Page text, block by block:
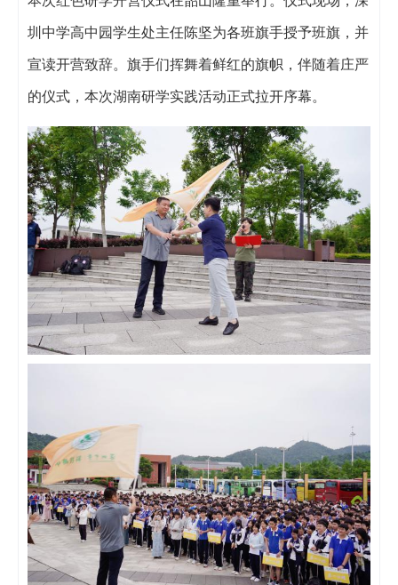
圳中学高中园学生处主任陈坚为各班旗手授予班旗，并
宣读开营致辞。旗手们挥舞着鲜红的旗帜，伴随着庄严
的仪式，本次湖南研学实践活动正式拉开序幕。